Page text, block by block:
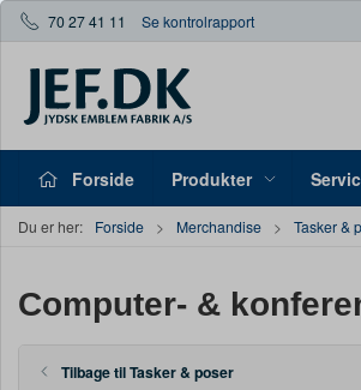
70 27 41 11 Se kontrolrapport
Forside Produkter
Du er her: Forside Merchandise Tasker &
Computer- &
Tilbage til Tasker & poser